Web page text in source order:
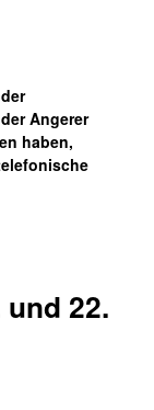
Angerer
haben,
22.